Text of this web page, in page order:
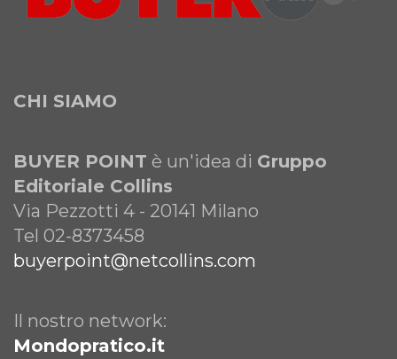
CHI SIAMO
BUYER POINT è un'idea di Gruppo
Editoriale Collins
Via Pezzotti 4 - 20141 Milano
Tel 02-8373458
buyerpoint@netcollins.com
Il nostro network:
Mondopratico.it